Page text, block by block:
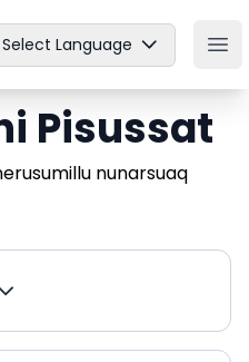
Select Language
Pisussat
nunarsuaq